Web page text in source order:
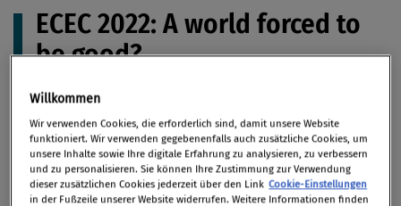
ECEC 2022: A world forced to
be good?
Artikel auf Xing teilen
Artikel auf linkedIn teilen
Artikel auf Facebook teilen
Artikellink kopieren
Artikel per Mail teilen
Europas größte Konferenz für Compliance, Ethik
& ESG – Virtuell und kostenfrei!
Willkommen
Wir verwenden Cookies, die erforderlich sind, damit unsere Website
funktioniert. Wir verwenden gegebenenfalls auch zusätzliche Cookies, um
unsere Inhalte sowie Ihre digitale Erfahrung zu analysieren, zu verbessern
und zu personalisieren. Sie können Ihre Zustimmung zur Verwendung
dieser zusätzlichen Cookies jederzeit über den Link Cookie-Einstellungen
in der Fußzeile unserer Website widerrufen. Weitere Informationen finden